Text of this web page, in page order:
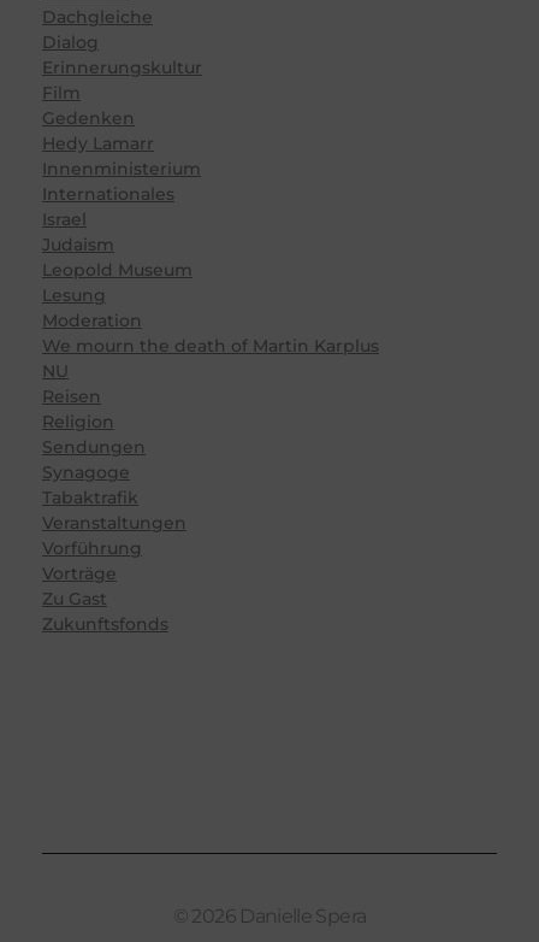
Dachgleiche
Dialog
Erinnerungskultur
Film
Gedenken
Hedy Lamarr
Innenministerium
Internationales
Israel
Judaism
Leopold Museum
Lesung
Moderation
We mourn the death of Martin Karplus
NU
Reisen
Religion
Sendungen
Synagoge
Tabaktrafik
Veranstaltungen
Vorführung
Vorträge
Zu Gast
Zukunftsfonds
© 2026 Danielle Spera